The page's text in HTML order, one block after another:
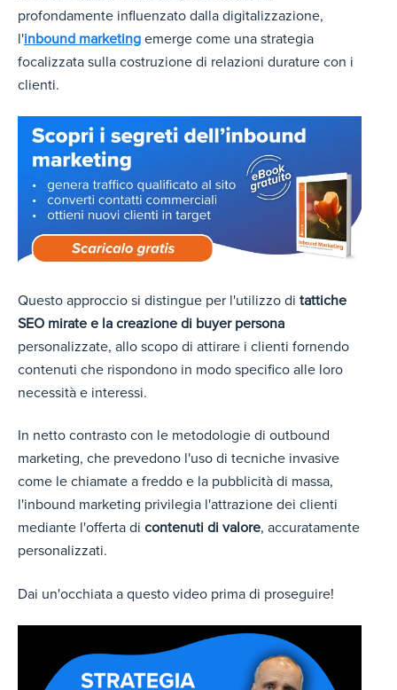
profondamente influenzato dalla digitalizzazione,
l'inbound marketing emerge come una strategia
focalizzata sulla costruzione di relazioni durature con i
clienti.
Questo approccio si distingue per l'utilizzo di tattiche
SEO mirate e la creazione di buyer persona
personalizzate, allo scopo di attirare i clienti fornendo
contenuti che rispondono in modo specifico alle loro
necessità e interessi.
In netto contrasto con le metodologie di outbound
marketing, che prevedono l'uso di tecniche invasive
come le chiamate a freddo e la pubblicità di massa,
l'inbound marketing privilegia l'attrazione dei clienti
mediante l'offerta di contenuti di valore, accuratamente
personalizzati.
Dai un'occhiata a questo video prima di proseguire!